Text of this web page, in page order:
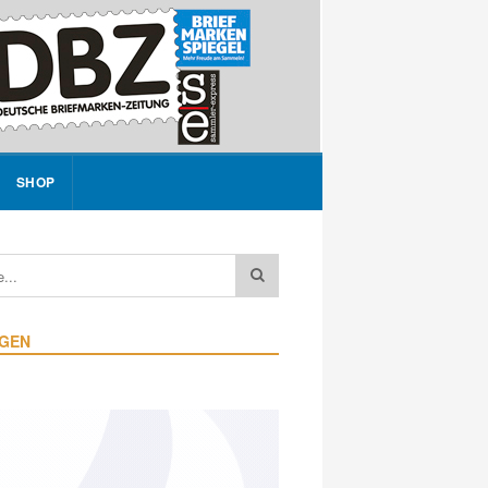
SHOP